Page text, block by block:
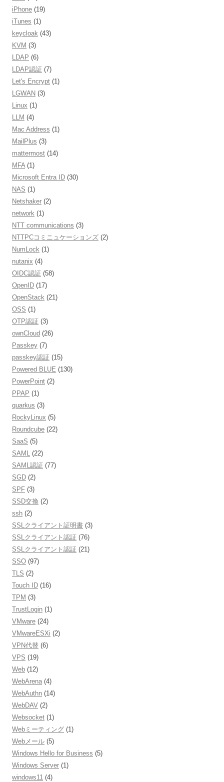
iPhone (19)
iTunes (1)
keycloak (43)
KVM (3)
LDAP (6)
LDAP認証 (7)
Let's Encrypt (1)
LGWAN (3)
Linux (1)
LLM (4)
Mac Address (1)
MailPlus (3)
mattermost (14)
MFA(1)
Microsoft Entra ID (30)
NAS (1)
Netshaker (2)
network (1)
NTT communications (3)
NTTPCコミニュケーションズ (2)
NumLock (1)
nutanix (4)
OIDC認証 (58)
OpenID (17)
OpenStack (21)
OSS (1)
OTP認証 (3)
ownCloud (26)
Passkey (7)
passkey認証 (15)
Powered BLUE (130)
PowerPoint (2)
PPAP (1)
quarkus (3)
RockyLinux (5)
Roundcube (22)
SaaS (5)
SAML (22)
SAML認証 (77)
SGD (2)
SPF (3)
SSD交換 (2)
ssh (2)
SSLクライアント証明書 (3)
SSLクライアント認証 (76)
SSLクライアント認証 (21)
SSO (97)
TLS (2)
Touch ID (16)
TPM (3)
TrustLogin (1)
VMware (24)
VMwareESXi (2)
VPN代替 (6)
VPS (19)
Web (12)
WebArena (4)
WebAuthn (14)
WebDAV (2)
Websocket (1)
Webミーティング (1)
Webメール (5)
Windows Hello for Business (5)
Windows Server (1)
windows11 (4)